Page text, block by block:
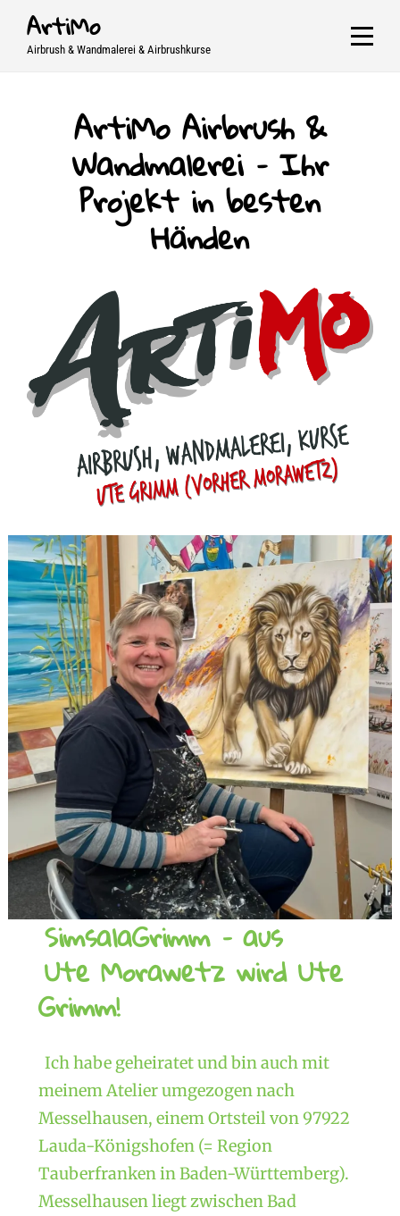
SkipArtiMo
Airbrush & Wandmalerei & Airbrushkurse
ArtiMo Airbrush &
Wandmalerei – Ihr
Projekt in besten
Händen
SimsalaGrimm – aus
Ute Morawetz wird Ute
Grimm!
Ich habe geheiratet und bin auch mit
meinem Atelier umgezogen nach
Messelhausen, einem Ortsteil von 97922
Lauda-Königshofen (= Region
Tauberfranken in Baden-Württemberg).
Messelhausen liegt zwischen Bad